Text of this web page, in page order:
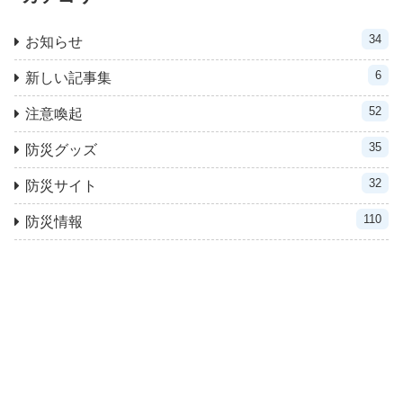
お知らせ 34
新しい記事集 6
注意喚起 52
防災グッズ 35
防災サイト 32
防災情報 110